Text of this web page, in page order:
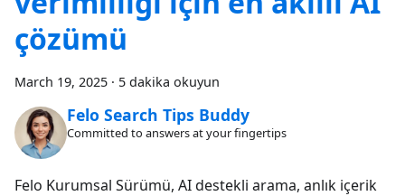
çözümü
March 19, 2025 · 5 dakika okuyun
Felo Search Tips Buddy
Committed to answers at your fingertips
Felo Kurumsal Sürümü, AI destekli arama, anlık içerik